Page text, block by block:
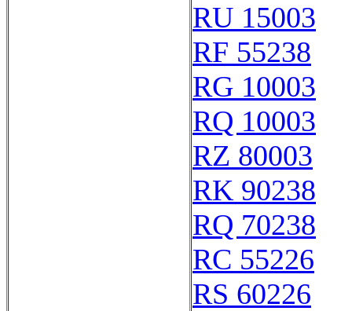
RU 15003
RF 55238
RG 10003
RQ 10003
RZ 80003
RK 90238
RQ 70238
RC 55226
RS 60226